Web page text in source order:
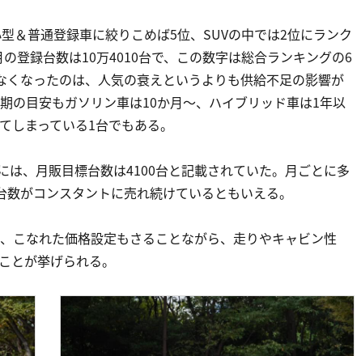
＆普通登録車に絞りこめば5位、SUVの中では2位にランク
登録台数は10万4010台で、この数字は総合ランキングの6
なったのは、人気の衰えというよりも供給不足の影響が
の目安もガソリン車は10か月〜、ハイブリッド車は1年以
まっている1台でもある。
は、月販目標台数は4100台と記載されていた。月ごとに多
がコンスタントに売れ続けているともいえる。
こなれた価格設定もさることながら、走りやキャビン性
とが挙げられる。